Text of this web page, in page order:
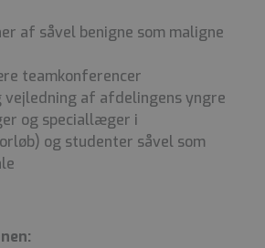
af såvel benigne som maligne
teamkonferencer
vejledning af afdelingens yngre
og speciallæger i
og studenter såvel som